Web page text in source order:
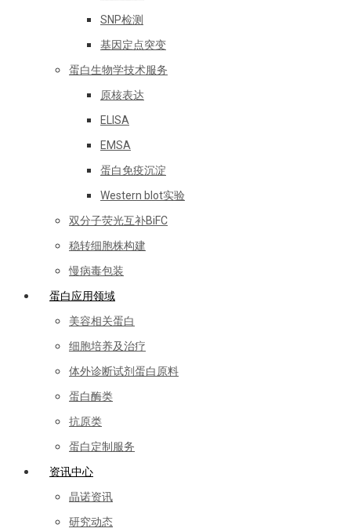
SNP检测
基因定点突变
蛋白生物学技术服务
原核表达
ELISA
EMSA
蛋白免疫沉淀
Western blot实验
双分子荧光互补BiFC
稳转细胞株构建
慢病毒包装
蛋白应用领域
美容相关蛋白
细胞培养及治疗
体外诊断试剂蛋白原料
蛋白酶类
抗原类
蛋白定制服务
资讯中心
晶诺资讯
研究动态